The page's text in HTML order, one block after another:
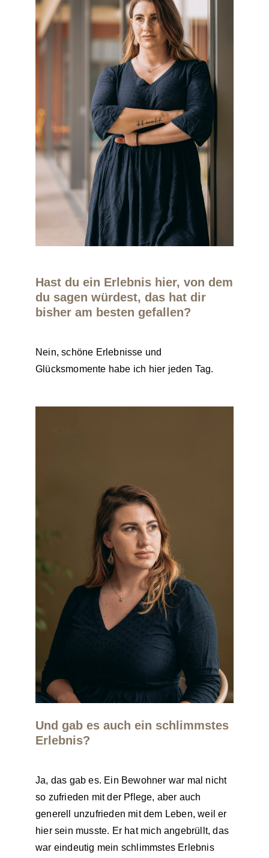
Hast du ein Erlebnis hier, von dem
du sagen würdest, das hat dir
bisher am besten gefallen?
Nein, schöne Erlebnisse und
Glücksmomente habe ich hier jeden Tag.
Und gab es auch ein schlimmstes
Erlebnis?
Ja, das gab es. Ein Bewohner war mal nicht
so zufrieden mit der Pflege, aber auch
generell unzufrieden mit dem Leben, weil er
hier sein musste. Er hat mich angebrüllt, das
war eindeutig mein schlimmstes Erlebnis